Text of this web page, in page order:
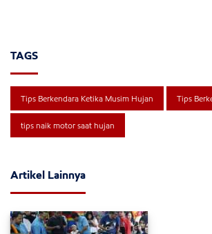
TAGS
Tips Berkendara Ketika Musim Hujan Tips
tips naik motor saat hujan
Artikel Lainnya